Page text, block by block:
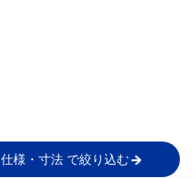
仕様・寸法 で絞り込む